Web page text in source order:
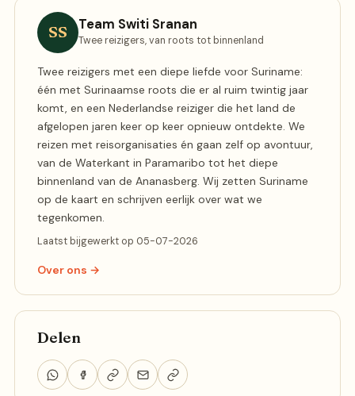
SS Team Switi Sranan
Twee reizigers, van roots tot binnenland
Twee reizigers met een diepe liefde voor Suriname:
één met Surinaamse roots die er al ruim twintig jaar
komt, en een Nederlandse reiziger die het land de
afgelopen jaren keer op keer opnieuw ontdekte. We
reizen met reisorganisaties én gaan zelf op avontuur,
van de Waterkant in Paramaribo tot het diepe
binnenland van de Ananasberg. Wij zetten Suriname
op de kaart en schrijven eerlijk over wat we
tegenkomen.
Laatst bijgewerkt op 05-07-2026
Over ons →
Delen